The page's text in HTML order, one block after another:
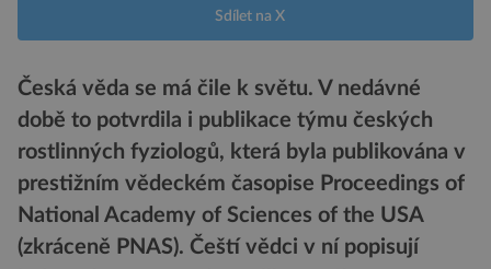
Sdílet na X
Česká věda se má čile k světu. V nedávné
době to potvrdila i publikace týmu českých
rostlinných fyziologů, která byla publikována v
prestižním vědeckém časopise Proceedings of
National Academy of Sciences of the USA
(zkráceně PNAS). Čeští vědci v ní popisují